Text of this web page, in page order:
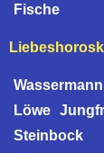
Fische
Wassermann
Löwe
Steinbock